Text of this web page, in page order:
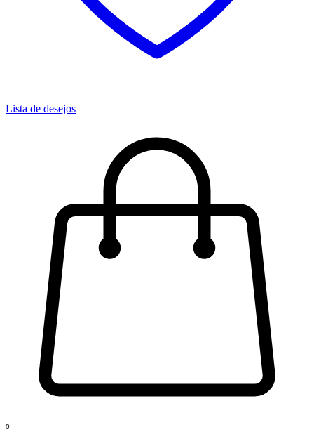
Lista de desejos
0